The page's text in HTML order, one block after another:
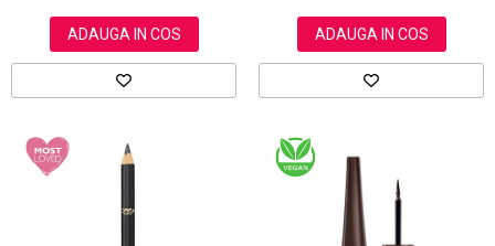
ADAUGA IN COS ADAUGA IN COS